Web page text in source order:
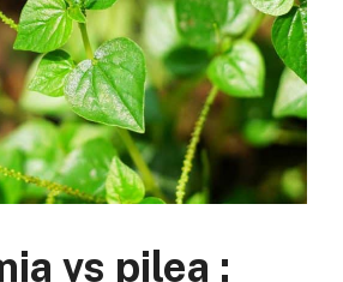
vs pilea :